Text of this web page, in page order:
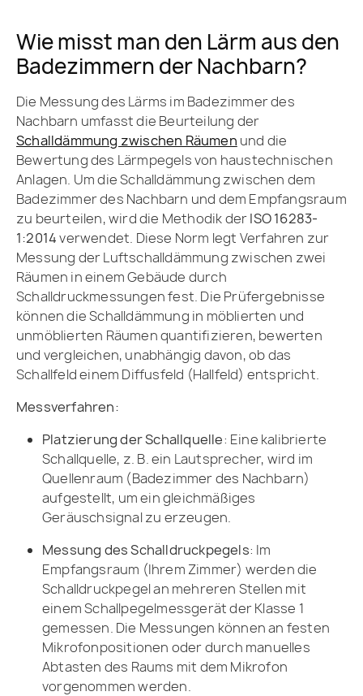
Wie misst man den Lärm aus den
Badezimmern der Nachbarn?
Die Messung des Lärms im Badezimmer des
Nachbarn umfasst die Beurteilung der
Schalldämmung zwischen Räumen und die
Bewertung des Lärmpegels von haustechnischen
Anlagen. Um die Schalldämmung zwischen dem
Badezimmer des Nachbarn und dem Empfangsraum
zu beurteilen, wird die Methodik derISO 16283-
1:2014verwendet. Diese Norm legt Verfahren zur
Messung der Luftschalldämmung zwischen zwei
Räumen in einem Gebäude durch
Schalldruckmessungen fest. Die Prüfergebnisse
können die Schalldämmung in möblierten und
unmöblierten Räumen quantifizieren, bewerten
und vergleichen, unabhängig davon, ob das
Schallfeld einem Diffusfeld (Hallfeld) entspricht.
Messverfahren:
Platzierung der Schallquelle: Eine kalibrierte
Schallquelle, z. B. ein Lautsprecher, wird im
Quellenraum (Badezimmer des Nachbarn)
aufgestellt, um ein gleichmäßiges
Geräuschsignal zu erzeugen.
Messung des Schalldruckpegels: Im
Empfangsraum (Ihrem Zimmer) werden die
Schalldruckpegel an mehreren Stellen mit
einem Schallpegelmessgerät der Klasse 1
gemessen. Die Messungen können an festen
Mikrofonpositionen oder durch manuelles
Abtasten des Raums mit dem Mikrofon
vorgenommen werden.